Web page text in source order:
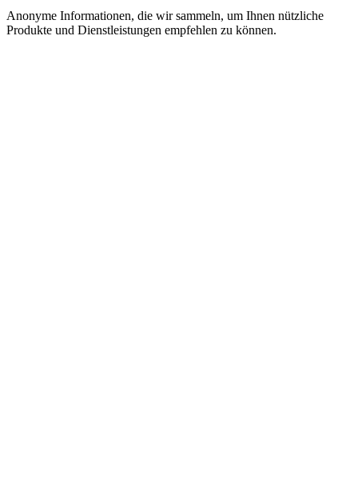
Anonyme Informationen, die wir sammeln, um Ihnen nützliche
Produkte und Dienstleistungen empfehlen zu können.